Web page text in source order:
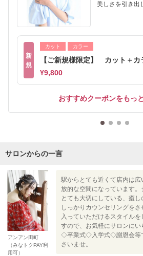
美しさを引き出
新
規
カット カラー
【ご新規様限定】 カット＋カ
¥9,800
おすすめクーポンをもっ
サロンからの一言
アンアン田町
（みなトクPAY利
用可）
駅からとても近くて店内は
放的な空間になっています
とても大切にしている、癒
しっかりカウンセリングを
入っていただけるスタイル
すので、お気軽にサロンに
◇卒業式◇入学式◇謝恩会等
さいませ。